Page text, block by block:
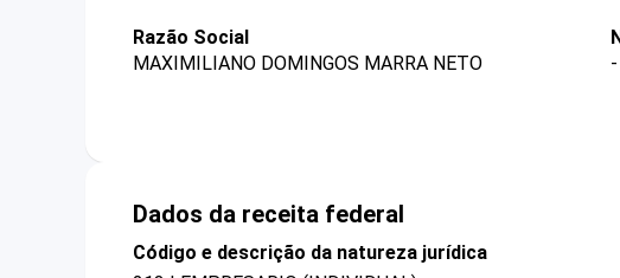
Razão Social
MAXIMILIANO DOMINGOS MARRA NETO
-
Dados da receita federal
Código e descrição da natureza jurídica